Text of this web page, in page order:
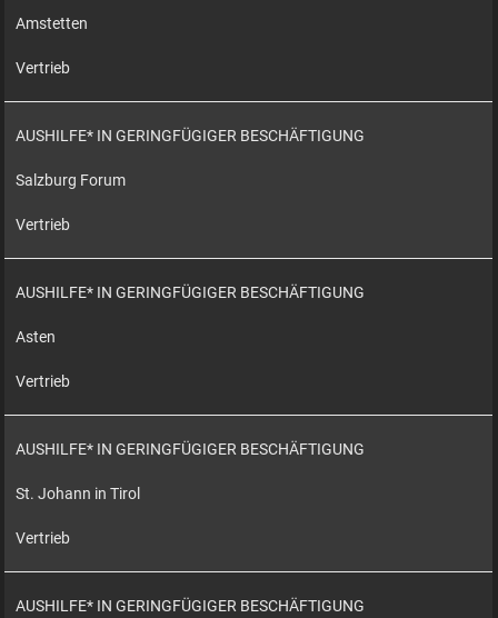
Amstetten
Vertrieb
AUSHILFE* IN GERINGFÜGIGER BESCHÄFTIGUNG
Salzburg Forum
Vertrieb
AUSHILFE* IN GERINGFÜGIGER BESCHÄFTIGUNG
Asten
Vertrieb
AUSHILFE* IN GERINGFÜGIGER BESCHÄFTIGUNG
St. Johann in Tirol
Vertrieb
AUSHILFE* IN GERINGFÜGIGER BESCHÄFTIGUNG